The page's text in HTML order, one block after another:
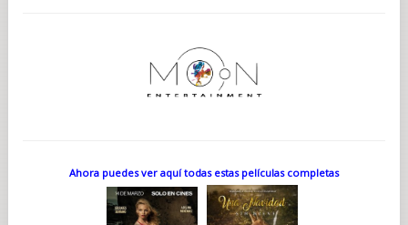
Ahora puedes ver aquí todas estas películas completas